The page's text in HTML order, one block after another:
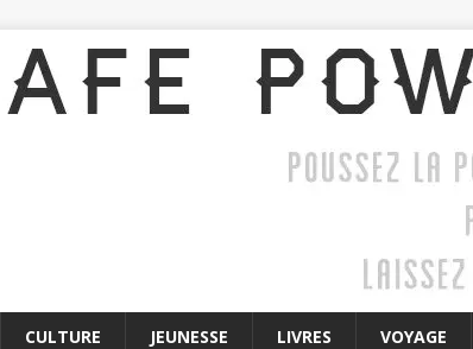
CULTURE JEUNESSE LIVRES VOYAGE